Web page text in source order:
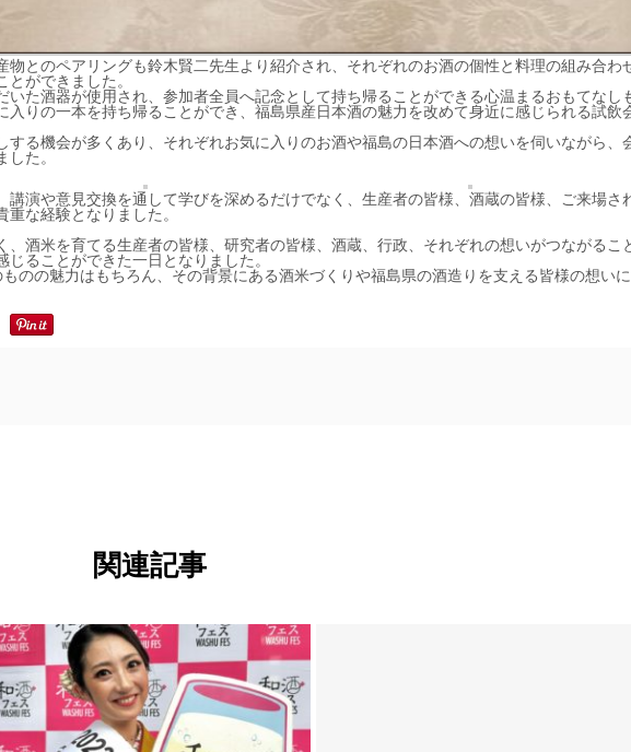
物とのペアリングも鈴木賢二先生より紹介され、それぞれのお酒の個性と料理の組み合わ
ができました。
いた酒器が使用され、参加者全員へ記念として持ち帰ることができる心温まるおもてなし
りの一本を持ち帰ることができ、福島県産日本酒の魅力を改めて身近に感じられる試飲
する機会が多くあり、それぞれお気に入りのお酒や福島の日本酒への想いを伺いながら、
た。
演や意見交換を通して学びを深めるだけでなく、生産者の皆様、酒蔵の皆様、ご来場さ
な経験となりました。
酒米を育てる生産者の皆様、研究者の皆様、酒蔵、行政、それぞれの想いがつながるこ
ることができた一日となりました。
のの魅力はもちろん、その背景にある酒米づくりや福島県の酒造りを支える皆様の想いに
関連記事